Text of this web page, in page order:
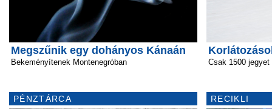
Megszűnik egy dohányos Kánaán
Bekeményítenek Montenegróban
PÉNZTÁRCA
Csak 1500
RECIKLI